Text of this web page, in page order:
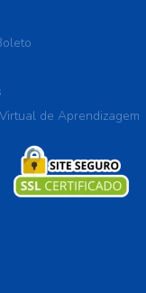
de Aprendizagem